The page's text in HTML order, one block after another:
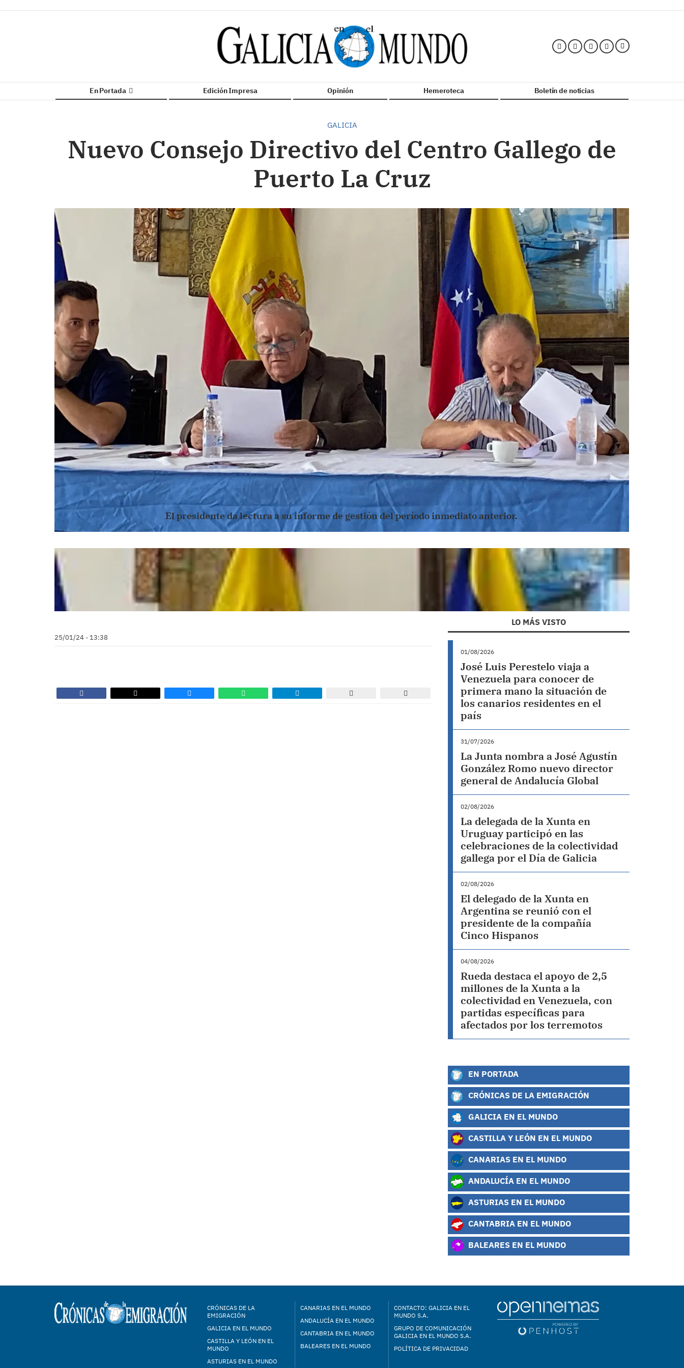
En Portada Edición Impresa Opinión Hemeroteca Boletín de noticias
GALICIA
Nuevo Consejo Directivo del Centro Gallego de
Puerto La Cruz
El presidente da lectura a su informe de gestión del período inmediato anterior.
25/01/24 - 13:38
LO MÁS VISTO
01/08/2026
José Luis Perestelo viaja a
Venezuela para conocer de
primera mano la situación de
los canarios residentes en el
país
31/07/2026
La Junta nombra a José Agustín
González Romo nuevo director
general de Andalucía Global
02/08/2026
La delegada de la Xunta en
Uruguay participó en las
celebraciones de la colectividad
gallega por el Día de Galicia
02/08/2026
El delegado de la Xunta en
Argentina se reunió con el
presidente de la compañía
Cinco Hispanos
04/08/2026
Rueda destaca el apoyo de 2,5
millones de la Xunta a la
colectividad en Venezuela, con
partidas específicas para
afectados por los terremotos
EN PORTADA
CRÓNICAS DE LA EMIGRACIÓN
GALICIA EN EL MUNDO
CASTILLA Y LEÓN EN EL MUNDO
CANARIAS EN EL MUNDO
ANDALUCÍA EN EL MUNDO
ASTURIAS EN EL MUNDO
CANTABRIA EN EL MUNDO
BALEARES EN EL MUNDO
CRÓNICAS DE LA
EMIGRACIÓN
GALICIA EN EL MUNDO
CASTILLA Y LEÓN EN EL
MUNDO
ASTURIAS EN EL MUNDO
CANARIAS EN EL MUNDO
ANDALUCÍA EN EL MUNDO
CANTABRIA EN EL MUNDO
BALEARES EN EL MUNDO
CONTACTO: GALICIA EN EL
MUNDO S.A.
GRUPO DE COMUNICACIÓN
GALICIA EN EL MUNDO S.A.
POLÍTICA DE PRIVACIDAD